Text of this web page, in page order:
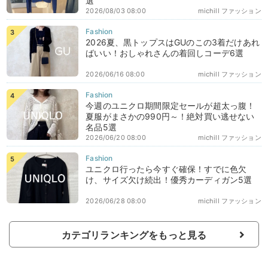
michill ファッション
2026/08/03 08:00
2026夏、黒トップスはGUのこの3着だけあれ
ばいい！おしゃれさんの着回しコーデ6選
michill ファッション
2026/06/16 08:00
今週のユニクロ期間限定セールが超太っ腹！
夏服がまさかの990円～！絶対買い逃せない
名品5選
michill ファッション
2026/06/20 08:00
ユニクロ行ったら今すぐ確保！すでに色欠
け、サイズ欠け続出！優秀カーディガン5選
michill ファッション
2026/06/28 08:00
カテゴリランキングをもっと見る